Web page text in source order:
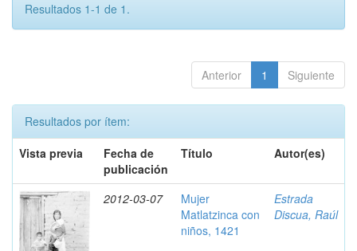
Resultados 1-1 de 1.
Anterior 1 Siguiente
Resultados por ítem:
Vista previa
Fecha de
publicación
Título Autor(es)
2012-03-07
Mujer
Matlatzinca con
niños, 1421
Estrada
Discua, Raúl